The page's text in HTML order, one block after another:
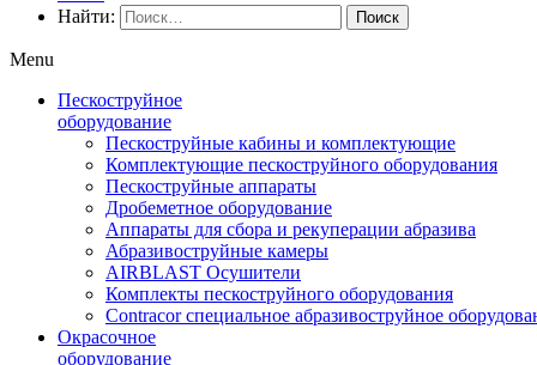
Найти:
Menu
Пескоструйное
оборудование
Пескоструйные кабины и комплектующие
Комплектующие пескоструйного оборудования
Пескоструйные аппараты
Дробеметное оборудование
Аппараты для сбора и рекуперации абразива
Абразивоструйные камеры
AIRBLAST Осушители
Комплекты пескоструйного оборудования
Contracor специальное абразивоструйное
Окрасочное
оборудование